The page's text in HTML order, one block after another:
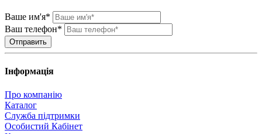
Ваше им'я*
Ваш телефон*
Інформація
Про компанію
Каталог
Служба підтримки
Особистий Кабінет